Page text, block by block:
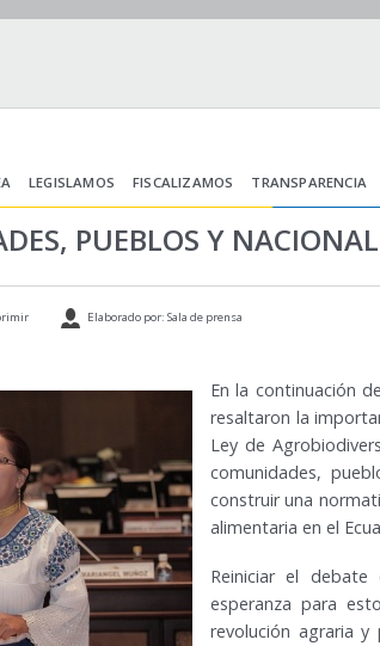
LEGISLAMOS FISCALIZAMOS TRANSPARENCIA
PUEBLOS Y
Elaborado por: Sala de prensa
En la continuación
resaltaron la
Ley de
comunidades,
construir una
alimentaria en el
Reiniciar el
esperanza para
revolución agraria y